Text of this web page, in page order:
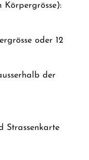
Körpergrösse):
oder 12
der
Strassenkarte